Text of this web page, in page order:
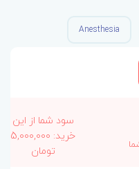
Anesthesia
سود شما از این
خرید: 5,000,000
تومان